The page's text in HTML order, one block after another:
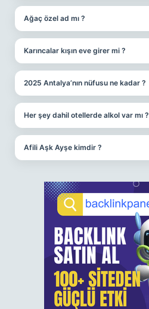
Ağaç özel ad mı ?
Karıncalar kışın eve girer mi ?
2025 Antalya’nın nüfusu ne kadar ?
Her şey dahil otellerde alkol var mı ?
Afili Aşk Ayşe kimdir ?